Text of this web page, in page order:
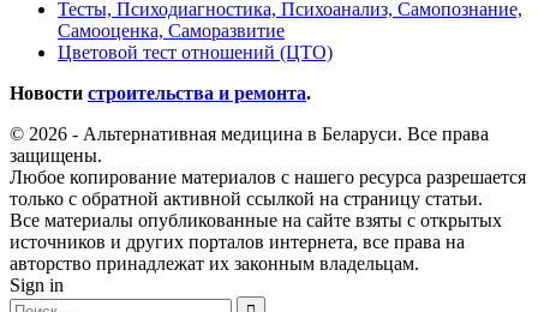
Тесты, Психодиагностика, Психоанализ, Самопознание,
Самооценка, Саморазвитие
Цветовой тест отношений (ЦТО)
Новости строительства и ремонта.
© 2026 - Альтернативная медицина в Беларуси. Все права
защищены.
Любое копирование материалов с нашего ресурса разрешается
только с обратной активной ссылкой на страницу статьи.
Все материалы опубликованные на сайте взяты с открытых
источников и других порталов интернета, все права на
авторство принадлежат их законным владельцам.
Sign in